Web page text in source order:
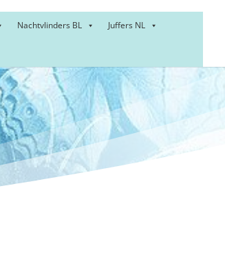
Nachtvlinders BL Juffers NL
–